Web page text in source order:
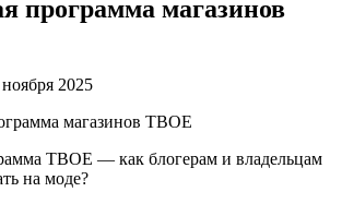
программа магазинов
2025
ТВОЕ — как блогерам и владельцам
на моде?